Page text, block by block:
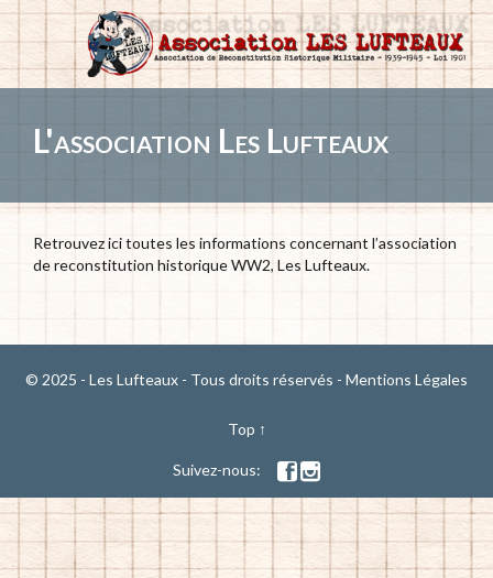
L'association Les Lufteaux
Retrouvez ici toutes les informations concernant l’association
de reconstitution historique WW2, Les Lufteaux.
© 2025 - Les Lufteaux - Tous droits réservés - Mentions Légales
Top ↑
Suivez-nous: 